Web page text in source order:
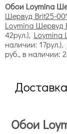
Обои Loymina
Шервуд Brit25-001
Loymina Шервуд
42рул.), Loymina
наличии: 17рул.),
руб., в наличии:
Доставка
Обои